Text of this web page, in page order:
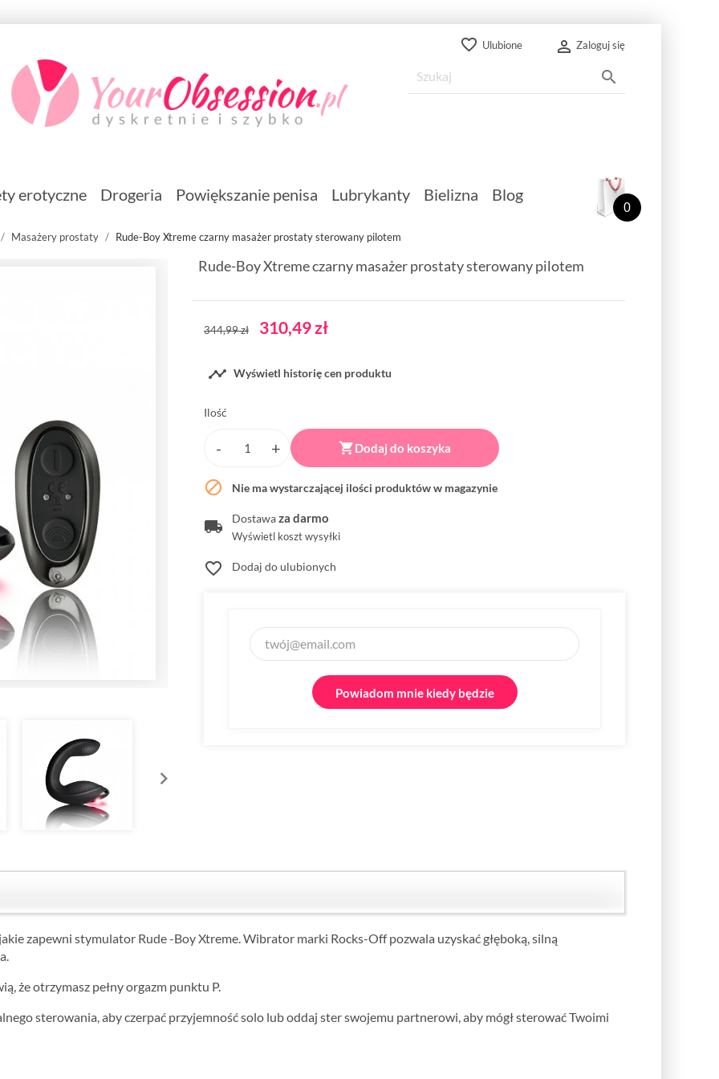
favorite_border Ulubione  Zaloguj się

0
erotyczne Drogeria Powiększanie penisa Lubrykanty Bielizna Blog
Masażery prostaty Rude-Boy Xtreme czarny masażer prostaty sterowany pilotem
Rude-Boy Xtreme czarny masażer prostaty sterowany pilotem
344,99 zł 310,49 zł
 Wyświetl historię cen produktu
Ilość
Dodaj do koszyka
 Nie ma wystarczającej ilości produktów w magazynie
Dostawaza darmo
Wyświetl koszt wysyłki
favorite_border Dodaj do ulubionych
Powiadom mnie kiedy będzie
zapewni stymulator Rude -Boy Xtreme. Wibrator marki Rocks-Off pozwala uzyskać głęboką, silną
że otrzymasz pełny orgazm punktu P.
sterowania, aby czerpać przyjemność solo lub oddaj ster swojemu partnerowi, aby mógł sterować Twoimi